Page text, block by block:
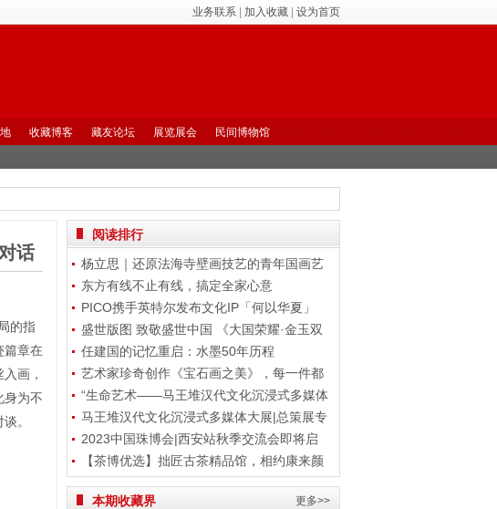
业务联系 加入收藏 设为首页
收藏博客 藏友论坛 展览展会
民间博物馆
话
的指
篇章在
画，
身为不
。
阅读排行
杨立思｜还原法海寺壁画技艺的青年国画艺
术家
东方有线不止有线，搞定全家心意
PICO携手英特尔发布文化IP「何以华夏」
盛世版图 致敬盛世中国 《大国荣耀·金玉双
玺
任建国的记忆重启：水墨50年历程
艺术家珍奇创作《宝石画之美》，每一件都
是艺
“生命艺术——马王堆汉代文化沉浸式多媒体
大
马王堆汉代文化沉浸式多媒体大展|总策展专
家
2023中国珠博会|西安站秋季交流会即将启
程！
【茶博优选】拙匠古茶精品馆，相约康来颜
更多>>
本期收藏界